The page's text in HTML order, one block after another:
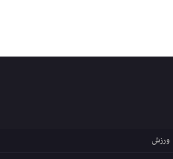
ورزش